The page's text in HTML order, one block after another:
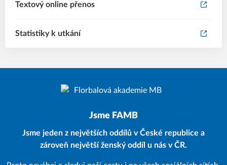
Textový online přenos
Statistiky k utkání
Jsme FAMB
Jsme jeden z největších oddílů v České republice a
zároveň největší ženský oddíl u nás v ČR.